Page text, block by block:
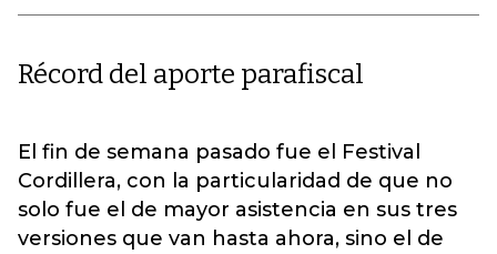
Récord del aporte parafiscal
El fin de semana pasado fue el Festival
Cordillera, con la particularidad de que no
solo fue el de mayor asistencia en sus tres
versiones que van hasta ahora, sino el de